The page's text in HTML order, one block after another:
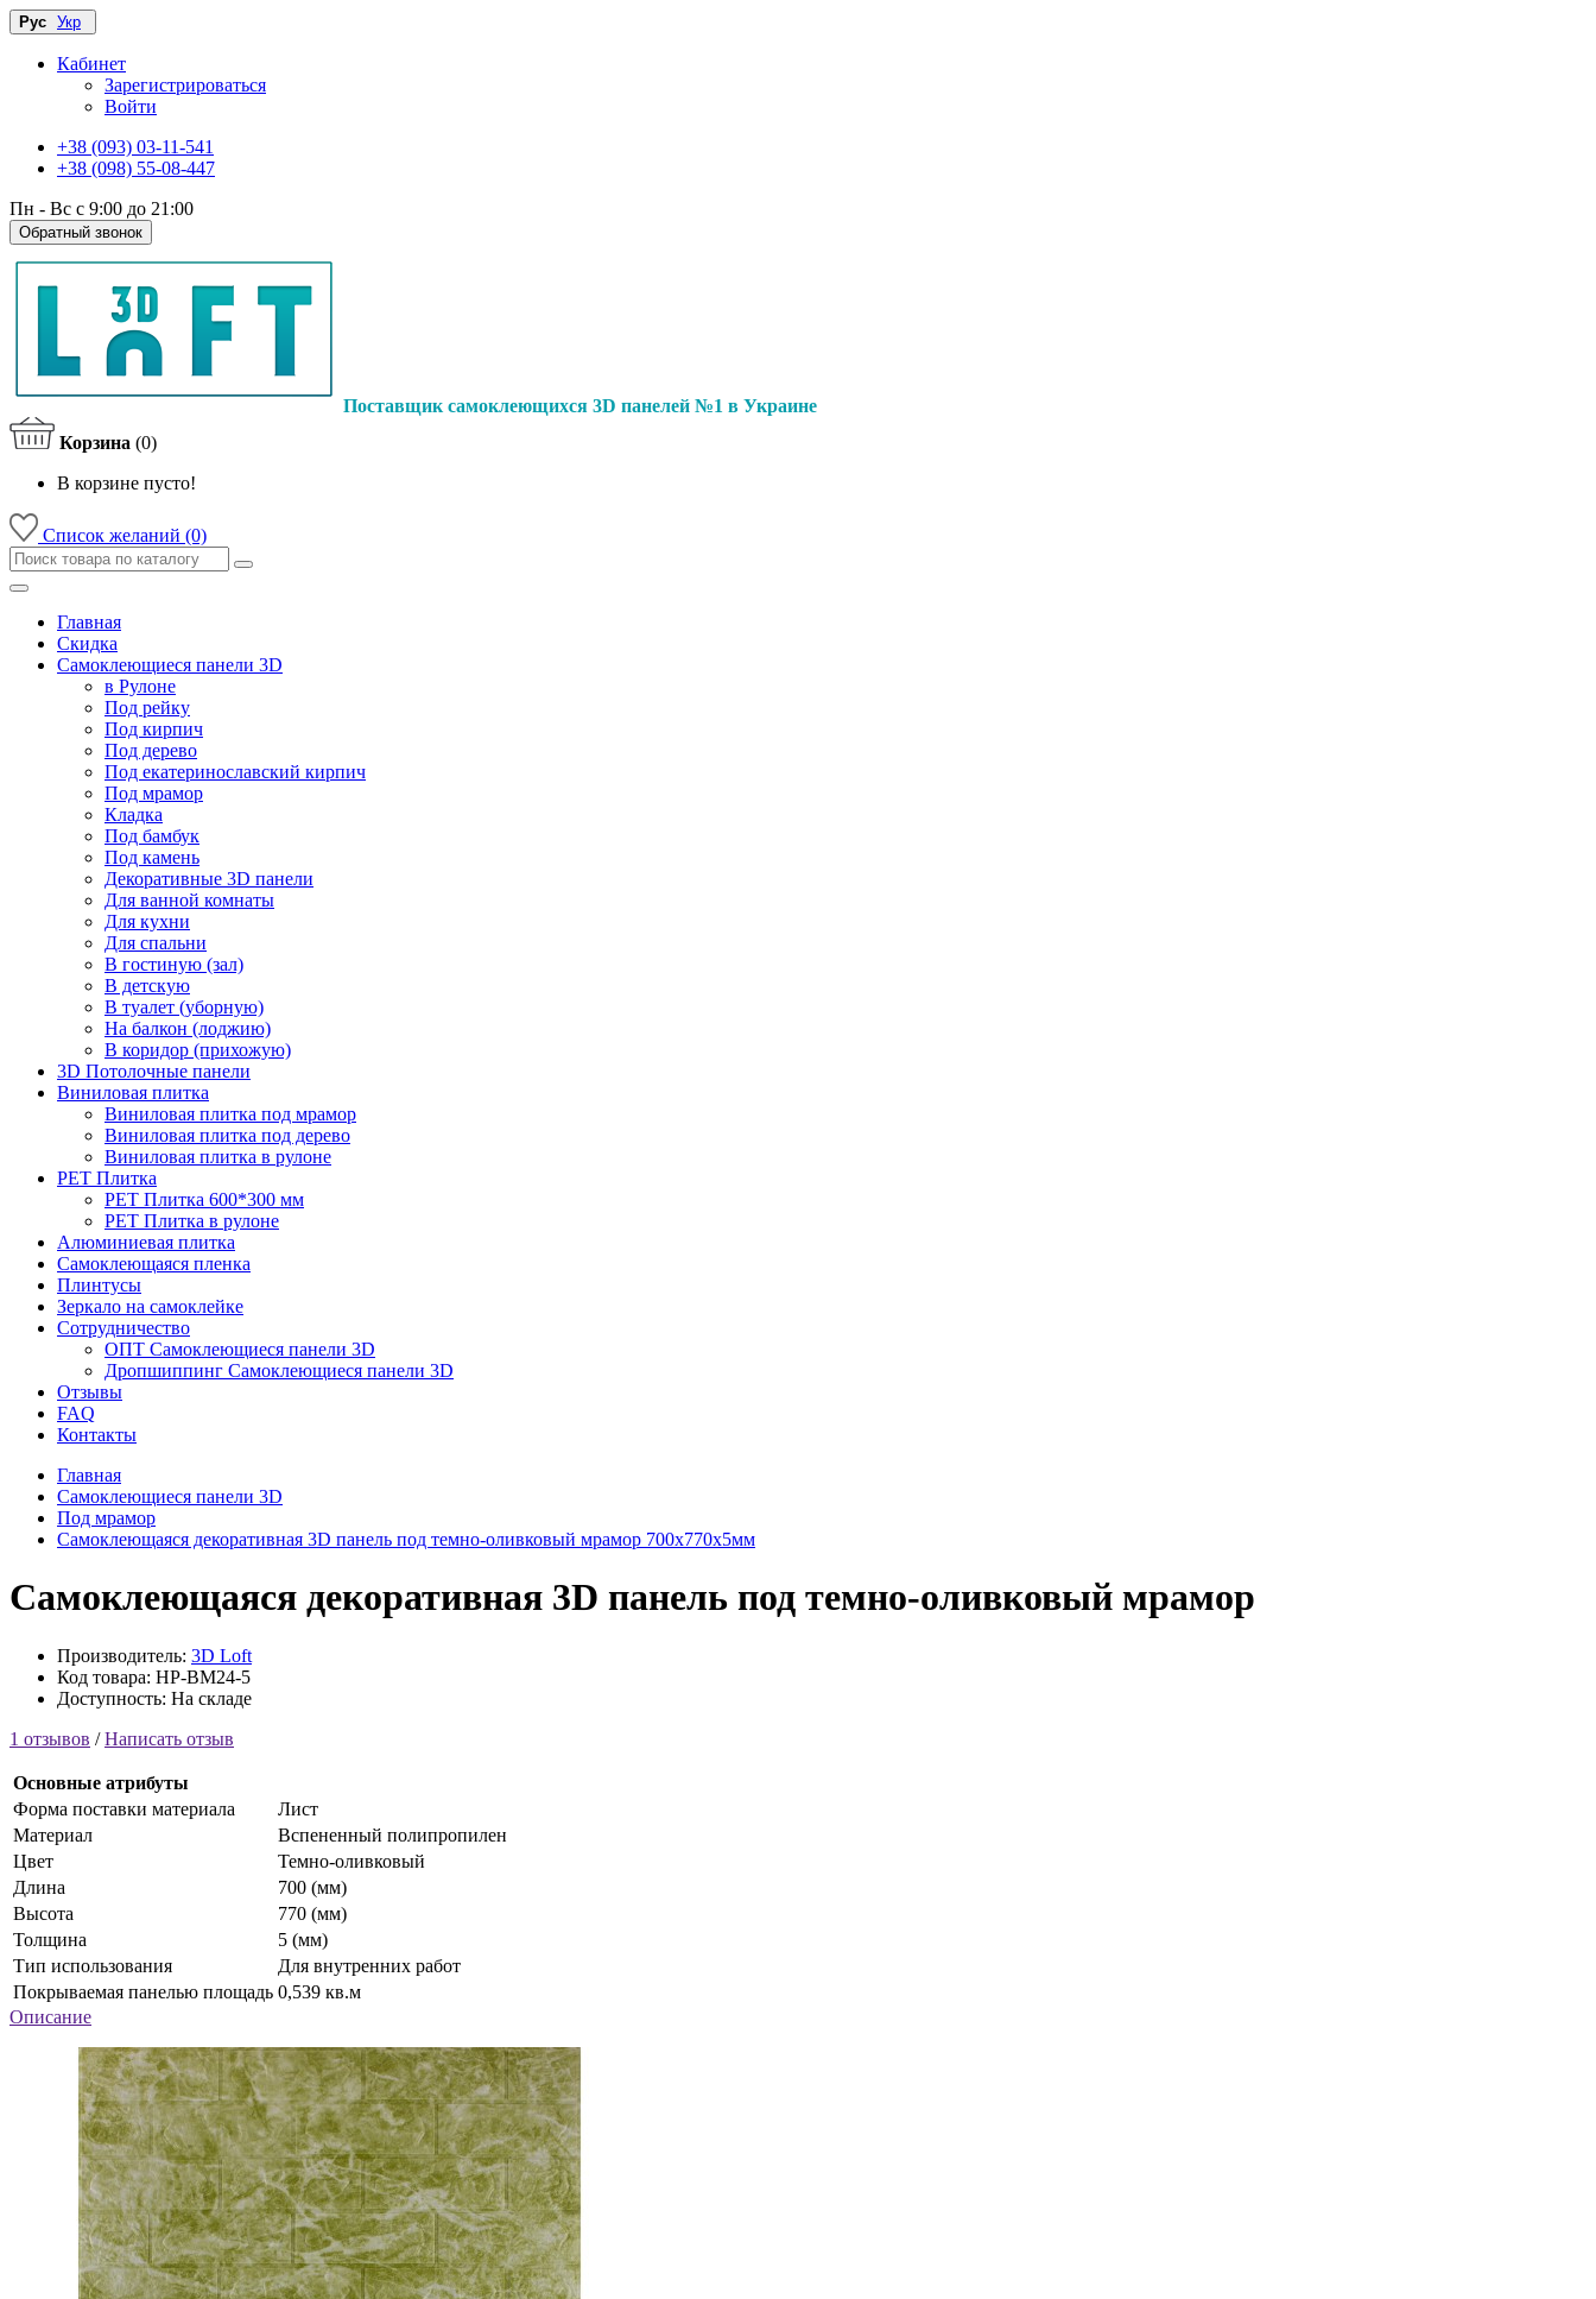
Рус Укр
Кабинет
Зарегистрироваться
Войти
+38 (093) 03-11-541
+38 (098) 55-08-447
Пн - Вс с 9:00 до 21:00
Обратный звонок
Поставщик самоклеющихся 3D панелей №1 в Украине
Корзина (0)
В корзине пусто!
Список желаний (0)
Главная
Скидка
Самоклеющиеся панели 3D
в Рулоне
Под рейку
Под кирпич
Под дерево
Под екатеринославский кирпич
Под мрамор
Кладка
Под бамбук
Под камень
Декоративные 3D панели
Для ванной комнаты
Для кухни
Для спальни
В гостиную (зал)
В детскую
В туалет (уборную)
На балкон (лоджию)
В коридор (прихожую)
3D Потолочные панели
Виниловая плитка
Виниловая плитка под мрамор
Виниловая плитка под дерево
Виниловая плитка в рулоне
PET Плитка
PET Плитка 600*300 мм
PET Плитка в рулоне
Алюминиевая плитка
Самоклеющаяся пленка
Плинтусы
Зеркало на самоклейке
Сотрудничество
ОПТ Самоклеющиеся панели 3D
Дропшиппинг Самоклеющиеся панели 3D
Отзывы
FAQ
Контакты
Главная
Самоклеющиеся панели 3D
Под мрамор
Самоклеющаяся декоративная 3D панель под темно-оливковый мрамор 700x770x5мм
Самоклеющаяся декоративная 3D панель под темно-оливковый мрамор
Производитель: 3D Loft
Код товара: HP-BM24-5
Доступность: На складе
1 отзывов /Написать отзыв
Основные атрибуты
Форма поставки материала
Лист
Материал
Вспененный полипропилен
Цвет
Темно-оливковый
Длина
700 (мм)
Высота
770 (мм)
Толщина
5 (мм)
Тип использования
Для внутренних работ
Покрываемая панелью площадь 0,539 кв.м
Описание